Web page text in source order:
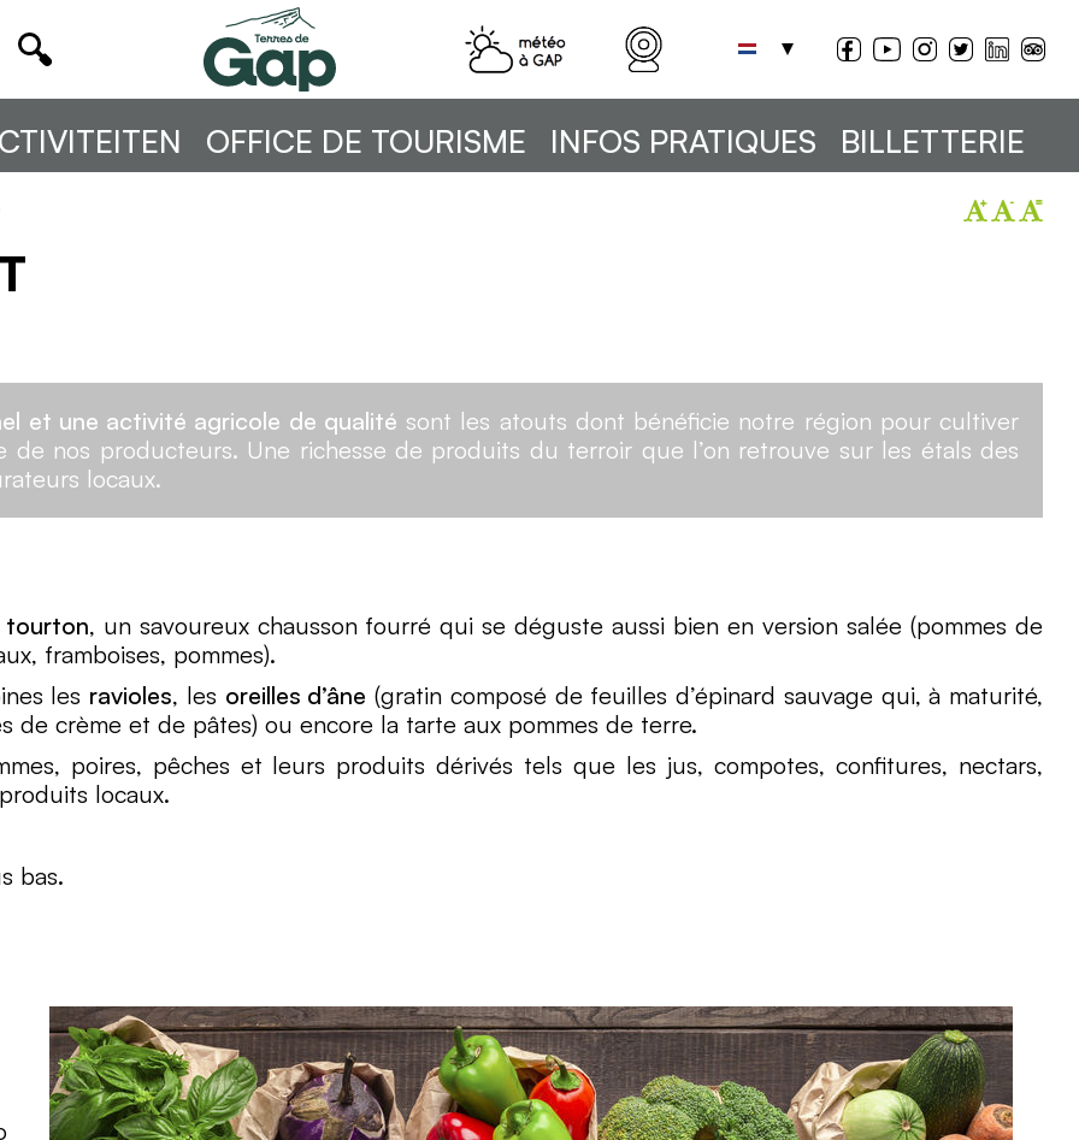
OFFICE DE TOURISME INFOS PRATIQUES BILLETTERIE
et une activité agricole de qualité sont les atouts dont bénéficie notre région pour cultiver
de nos producteurs. Une richesse de produits du terroir que l’on retrouve sur les étals des
locaux.
tourton, un savoureux chausson fourré qui se déguste aussi bien en version salée (pommes de
framboises, pommes).
les ravioles, les oreilles d’âne (gratin composé de feuilles d’épinard sauvage qui, à maturité,
de crème et de pâtes) ou encore la tarte aux pommes de terre.
poires, pêches et leurs produits dérivés tels que les jus, compotes, confitures, nectars,
locaux.
bas.